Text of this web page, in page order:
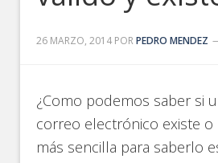
26 MARZO, 2014 PORPEDRO MENDEZ
¿Como podemos saber si
correo electrónico existe o
más sencilla para saberlo